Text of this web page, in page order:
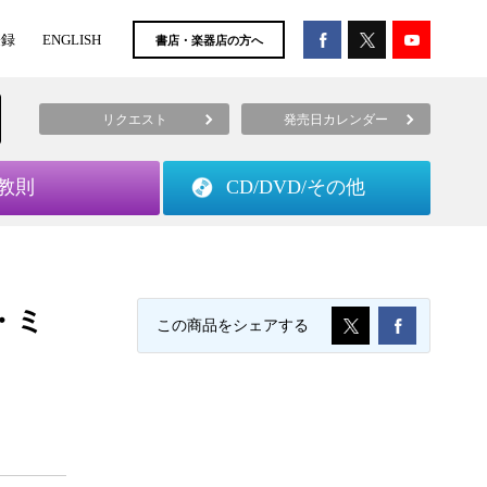
ENGLISH 書店・楽器店の方へ
リクエスト 発売日カレンダー
則 CD/DVD/その他
ミ
この商品をシェアする